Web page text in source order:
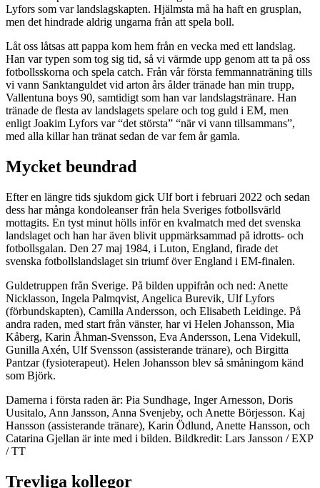
Lyfors som var landslagskapten. Hjälmsta må ha haft en grusplan,
men det hindrade aldrig ungarna från att spela boll.
Låt oss låtsas att pappa kom hem från en vecka med ett landslag.
Han var typen som tog sig tid, så vi värmde upp genom att ta på oss
fotbollsskorna och spela catch. Från vår första femmannaträning tills
vi vann Sanktanguldet vid arton års ålder tränade han min trupp,
Vallentuna boys 90, samtidigt som han var landslagstränare. Han
tränade de flesta av landslagets spelare och tog guld i EM, men
enligt Joakim Lyfors var “det största” “när vi vann tillsammans”,
med alla killar han tränat sedan de var fem år gamla.
Mycket beundrad
Efter en längre tids sjukdom gick Ulf bort i februari 2022 och sedan
dess har många kondoleanser från hela Sveriges fotbollsvärld
mottagits. En tyst minut hölls inför en kvalmatch med det svenska
landslaget och han har även blivit uppmärksammad på idrotts- och
fotbollsgalan. Den 27 maj 1984, i Luton, England, firade det
svenska fotbollslandslaget sin triumf över England i EM-finalen.
Guldetruppen från Sverige. På bilden uppifrån och ned: Anette
Nicklasson, Ingela Palmqvist, Angelica Burevik, Ulf Lyfors
(förbundskapten), Camilla Andersson, och Elisabeth Leidinge. På
andra raden, med start från vänster, har vi Helen Johansson, Mia
Kåberg, Karin Åhman-Svensson, Eva Andersson, Lena Videkull,
Gunilla Axén, Ulf Svensson (assisterande tränare), och Birgitta
Pantzar (fysioterapeut). Helen Johansson blev så småningom känd
som Björk.
Damerna i första raden är: Pia Sundhage, Inger Arnesson, Doris
Uusitalo, Ann Jansson, Anna Svenjeby, och Anette Börjesson. Kaj
Hansson (assisterande tränare), Karin Ödlund, Anette Hansson, och
Catarina Gjellan är inte med i bilden. Bildkredit: Lars Jansson / EXP
/ TT
Trevliga kollegor